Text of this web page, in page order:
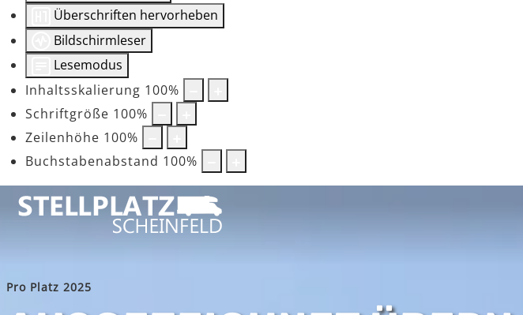
Überschriften hervorheben
Bildschirmleser
Lesemodus
Inhaltsskalierung 100%
Schriftgröße 100%
Zeilenhöhe 100%
Buchstabenabstand 100%
Pro Platz 2025